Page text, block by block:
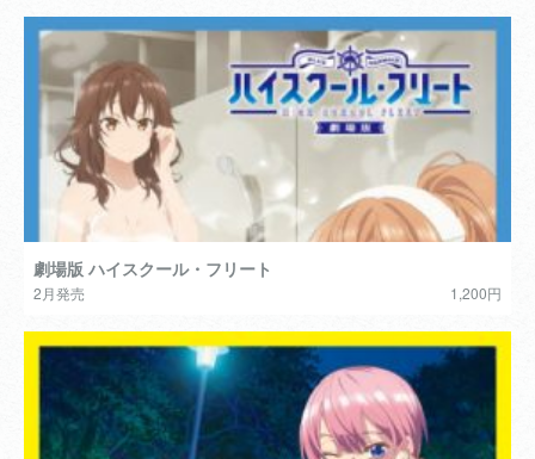
劇場版 ハイスクール・フリート
2月発売 1,200円